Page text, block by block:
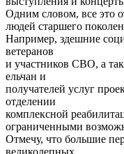
Одним словом, все это
людей старшего
Например, здешние
ветеранов
и участников СВО, а
ельчан и
получателей услуг
отделении
комплексной
ограниченными
Отмечу, что большие
великолепных